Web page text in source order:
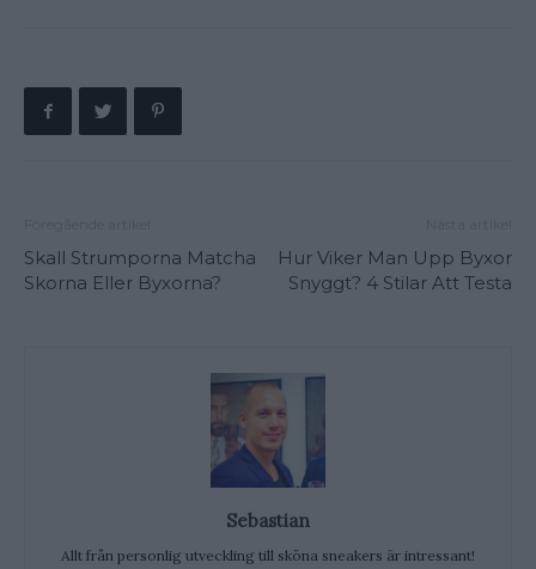
Skall Strumporna Matcha
Skorna Eller Byxorna?
Hur Viker Man Upp Byxor
Snyggt? 4 Stilar Att Testa
Sebastian
Allt från personlig utveckling till sköna sneakers är intressant!